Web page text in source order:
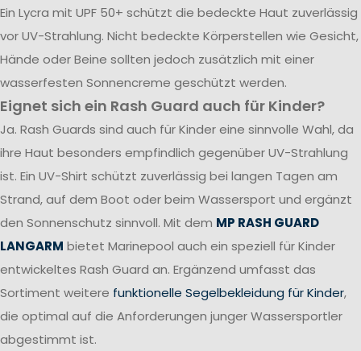
Ein Lycra mit UPF 50+ schützt die bedeckte Haut zuverlässig
vor UV-Strahlung. Nicht bedeckte Körperstellen wie Gesicht,
Hände oder Beine sollten jedoch zusätzlich mit einer
wasserfesten Sonnencreme geschützt werden.
Eignet sich ein Rash Guard auch für Kinder?
Ja. Rash Guards sind auch für Kinder eine sinnvolle Wahl, da
ihre Haut besonders empfindlich gegenüber UV-Strahlung
ist. Ein UV-Shirt schützt zuverlässig bei langen Tagen am
Strand, auf dem Boot oder beim Wassersport und ergänzt
den Sonnenschutz sinnvoll. Mit dem MP RASH GUARD
LANGARM bietet Marinepool auch ein speziell für Kinder
entwickeltes Rash Guard an. Ergänzend umfasst das
Sortiment weitere funktionelle Segelbekleidung für Kinder,
die optimal auf die Anforderungen junger Wassersportler
abgestimmt ist.